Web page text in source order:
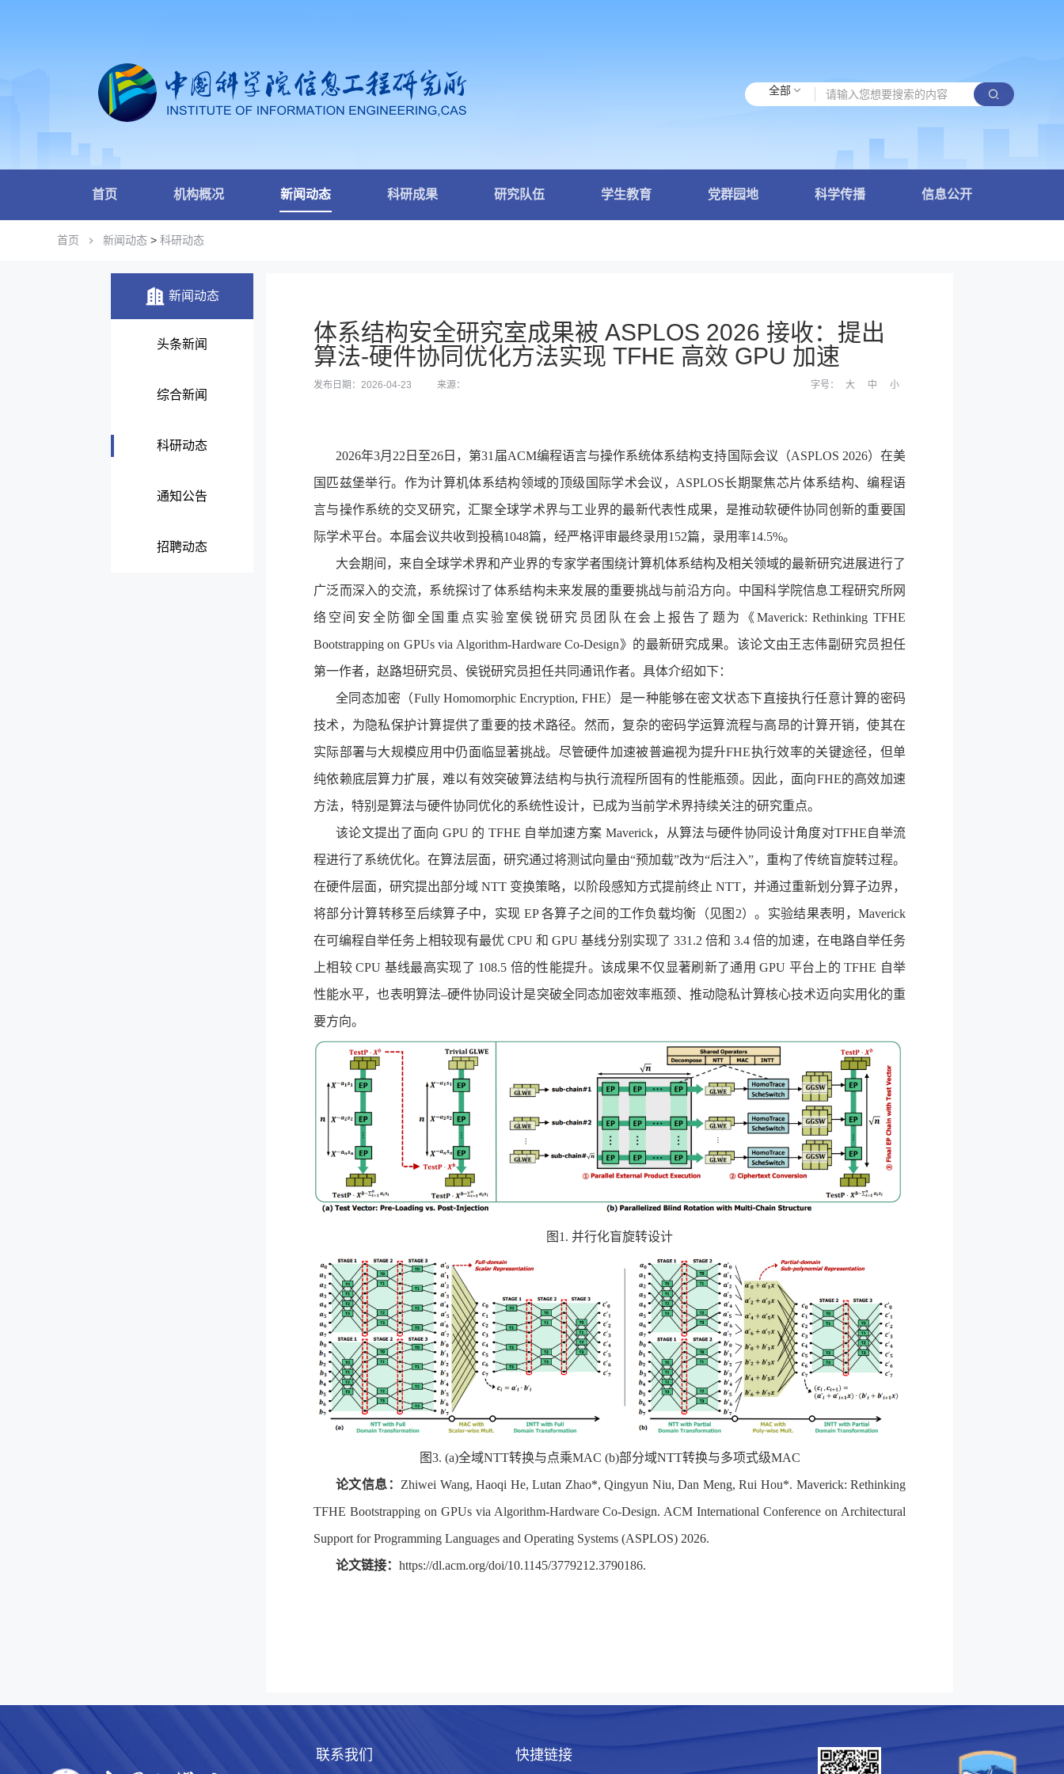
全部
首页 机构概况 新闻动态 科研成果 研究队伍 学生教育 党群园地 科学传播 信息公开
首页 新闻动态 > 科研动态
新闻动态
头条新闻
综合新闻
科研动态
通知公告
招聘动态
体系结构安全研究室成果被 ASPLOS 2026 接收：提出
算法-硬件协同优化方法实现 TFHE 高效 GPU 加速
发布日期：2026-04-23 来源： 字号： 大 中 小
2026年3月 22 日至26 日，第31 届ACM编程语言与操作系统体系结构支持国际会议（ASPLOS 2026）在美
国匹兹堡举行。作为计算机体系结构领域的顶级国际学术会议， ASPLOS长期聚焦芯片体系结构、编程语
言与操作系统的交叉研究，汇聚全球学术界与工业界的最新代表性成果，是推动软硬件协同创新的重要国
际学术平台。本届会议共收到投稿1048篇，经严格评审最终录用 152篇，录用率14.5%。
大会期间，来自全球学术界和产业界的专家学者围绕计算机体系结构及相关领域的最新研究进展进行了
广泛而深入的交流，系统探讨了体系结构未来发展的重要挑战与前沿方向。中国科学院信息工程研究所网
络空间安全防御全国重点实验室侯锐研究员团队在会上报告了题为《 Maverick: Rethinking TFHE
Bootstrapping on GPUs via Algorithm-Hardware Co-Design》的最新研究成果。该论文由王志伟副研究员担任
第一作者，赵路坦研究员、侯锐研究员担任共同通讯作者。具体介绍如下：
全同态加密（Fully Homomorphic Encryption, FHE）是一种能够在密文状态下直接执行任意计算的密码
技术，为隐私保护计算提供了重要的技术路径。然而，复杂的密码学运算流程与高昂的计算开销，使其在
实际部署与大规模应用中仍面临显著挑战。尽管硬件加速被普遍视为提升FHE执行效率的关键途径，但单
纯依赖底层算力扩展，难以有效突破算法结构与执行流程所固有的性能瓶颈。因此，面向FHE的高效加速
方法，特别是算法与硬件协同优化的系统性设计，已成为当前学术界持续关注的研究重点。
该论文提出了面向 GPU 的TFHE 自举加速方案 Maverick，从算法与硬件协同设计角度对TFHE自举流
程进行了系统优化。在算法层面，研究通过将测试向量由“预加载”改为“后注入”，重构了传统盲旋转过程。
在硬件层面，研究提出部分域 NTT 变换策略，以阶段感知方式提前终止 NTT，并通过重新划分算子边界，
将部分计算转移至后续算子中，实现 EP各算子之间的工作负载均衡（见图 2）。实验结果表明，Maverick
在可编程自举任务上相较现有最优CPU和GPU基线分别实现了 331.2倍和3.4倍的加速，在电路自举任务
上相较CPU 基线最高实现了 108.5 倍的性能提升。该成果不仅显著刷新了通用GPU 平台上的TFHE 自举
性能水平，也表明算法–硬件协同设计是突破全同态加密效率瓶颈、推动隐私计算核心技术迈向实用化的重
要方向。
图 1. 并行化盲旋转设计
图3. (a)全域NTT转换与点乘MAC (b)部分域NTT转换与多项式级MAC
论文信息： Zhiwei Wang, Haoqi He, Lutan Zhao*, Qingyun Niu, Dan Meng, Rui Hou*. Maverick: Rethinking
TFHE Bootstrapping on GPUs via Algorithm-Hardware Co-Design. ACM International Conference on Architectural
Support for Programming Languages and Operating Systems (ASPLOS) 2026.
论文链接： https://dl.acm.org/doi/10.1145/3779212.3790186.
联系我们 快捷链接